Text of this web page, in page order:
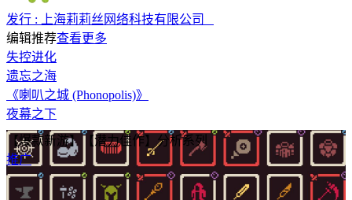
发行 : 上海莉莉丝网络科技有限公司
编辑推荐查看更多
失控进化
遗忘之海
《喇叭之城 (Phonopolis)》
夜幕之下
【爆款新游】【潜力佳作】分析系列
推广